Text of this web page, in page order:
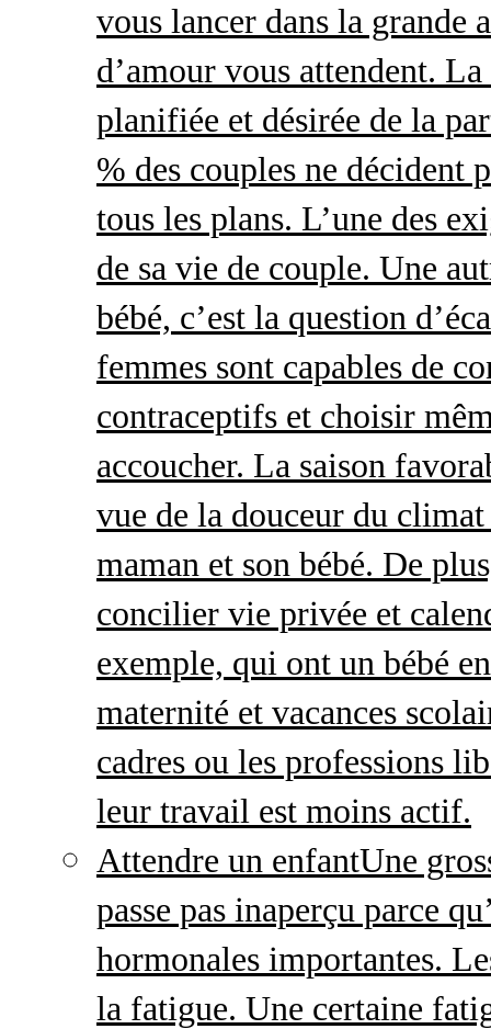
vous lancer dans la grande
d’amour vous attendent.
planifiée et désirée de la
% des couples ne décident
tous les plans. L’une des
de sa vie de couple. Une
bébé, c’est la question
femmes sont capables de
contraceptifs et choisir
accoucher. La saison
vue de la douceur du
maman et son bébé. De
concilier vie privée et
exemple, qui ont un bébé
maternité et vacances
cadres ou les professions
leur travail est moins actif.
Attendre un enfantUne
passe pas inaperçu parce
hormonales importantes.
la fatigue. Une certaine